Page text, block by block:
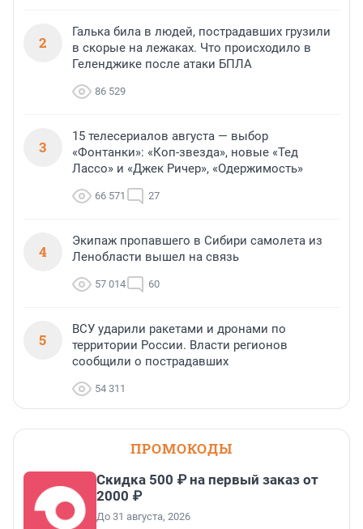
2
Галька била в людей, пострадавших грузили
в скорые на лежаках. Что происходило в
Геленджике после атаки БПЛА
86 529
3
15 телесериалов августа — выбор
«Фонтанки»: «Коп-звезда», новые «Тед
Лассо» и «Джек Ричер», «Одержимость»
66 571 27
4
Экипаж пропавшего в Сибири самолета из
Ленобласти вышел на связь
57 014 60
5
ВСУ ударили ракетами и дронами по
территории России. Власти регионов
сообщили о пострадавших
54 311
ПРОМОКОДЫ
Скидка 500 ₽ на первый заказ от
2000 ₽
До 31 августа, 2026